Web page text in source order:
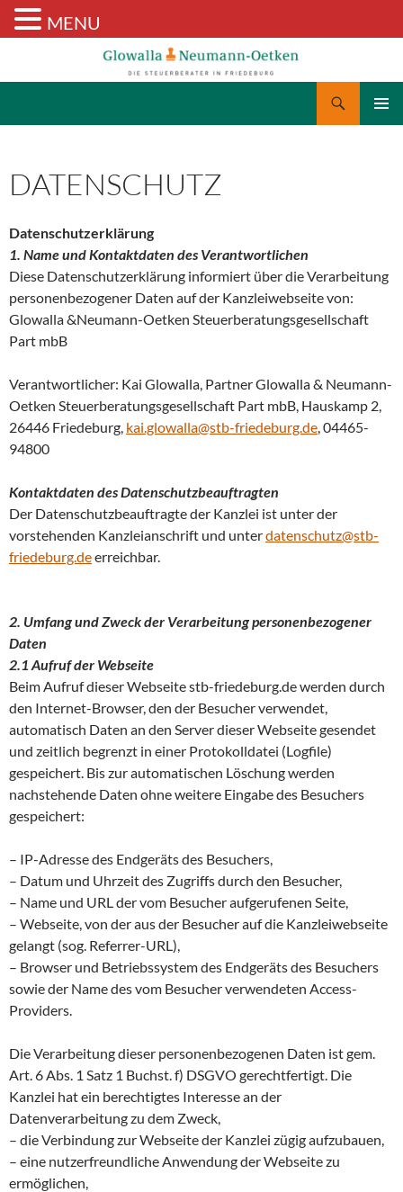
DATENSCHUTZ
Datenschutzerklärung
1. Name und Kontaktdaten des Verantwortlichen
Diese Datenschutzerklärung informiert über die Verarbeitung
personenbezogener Daten auf der Kanzleiwebseite von:
Glowalla &Neumann-Oetken Steuerberatungsgesellschaft
Part mbB
Verantwortlicher: Kai Glowalla, Partner Glowalla & Neumann-
Oetken Steuerberatungsgesellschaft Part mbB, Hauskamp 2,
26446 Friedeburg, kai.glowalla@stb-friedeburg.de, 04465-
94800
Kontaktdaten des Datenschutzbeauftragten
Der Datenschutzbeauftragte der Kanzlei ist unter der
vorstehenden Kanzleianschrift und unterdatenschutz@stb-
friedeburg.deerreichbar.
2. Umfang und Zweck der Verarbeitung personenbezogener
Daten
2.1 Aufruf der Webseite
Beim Aufruf dieser Webseite stb-friedeburg.de werden durch
den Internet-Browser, den der Besucher verwendet,
automatisch Daten an den Server dieser Webseite gesendet
und zeitlich begrenzt in einer Protokolldatei (Logfile)
gespeichert. Bis zur automatischen Löschung werden
nachstehende Daten ohne weitere Eingabe des Besuchers
gespeichert:
– IP-Adresse des Endgeräts des Besuchers,
– Datum und Uhrzeit des Zugriffs durch den Besucher,
– Name und URL der vom Besucher aufgerufenen Seite,
– Webseite, von der aus der Besucher auf die Kanzleiwebseite
gelangt (sog. Referrer-URL),
– Browser und Betriebssystem des Endgeräts des Besuchers
sowie der Name des vom Besucher verwendeten Access-
Providers.
Die Verarbeitung dieser personenbezogenen Daten ist gem.
Art. 6 Abs. 1 Satz 1 Buchst. f) DSGVO gerechtfertigt. Die
Kanzlei hat ein berechtigtes Interesse an der
Datenverarbeitung zu dem Zweck,
– die Verbindung zur Webseite der Kanzlei zügig aufzubauen,
– eine nutzerfreundliche Anwendung der Webseite zu
ermöglichen,
MENU